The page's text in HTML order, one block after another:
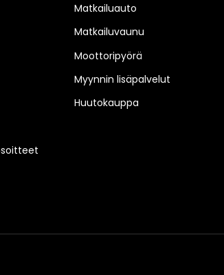
Matkailuauto
Matkailuvaunu
Moottoripyörä
Myynnin lisäpalvelut
Huutokauppa